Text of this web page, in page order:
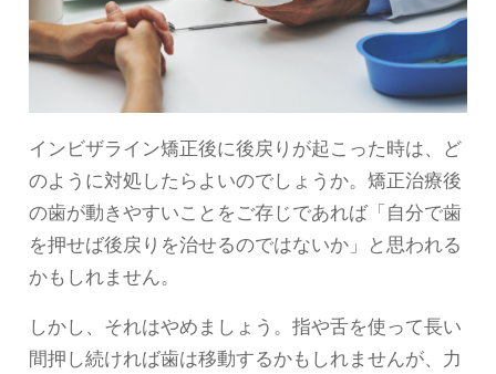
インビザライン矯正後に後戻りが起こった時は、ど
のように対処したらよいのでしょうか。矯正治療後
の歯が動きやすいことをご存じであれば「自分で歯
を押せば後戻りを治せるのではないか」と思われる
かもしれません。
しかし、それはやめましょう。指や舌を使って長い
間押し続ければ歯は移動するかもしれませんが、力